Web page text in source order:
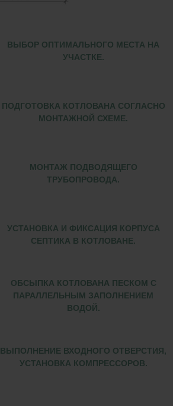
ВЫБОР ОПТИМАЛЬНОГО МЕСТА НА
УЧАСТКЕ.
ПОДГОТОВКА КОТЛОВАНА СОГЛАСНО
МОНТАЖНОЙ СХЕМЕ.
МОНТАЖ ПОДВОДЯЩЕГО
ТРУБОПРОВОДА.
УСТАНОВКА И ФИКСАЦИЯ КОРПУСА
СЕПТИКА В КОТЛОВАНЕ.
ОБСЫПКА КОТЛОВАНА ПЕСКОМ С
ПАРАЛЛЕЛЬНЫМ ЗАПОЛНЕНИЕМ
ВОДОЙ.
ВЫПОЛНЕНИЕ ВХОДНОГО ОТВЕРСТИЯ,
УСТАНОВКА КОМПРЕССОРОВ.